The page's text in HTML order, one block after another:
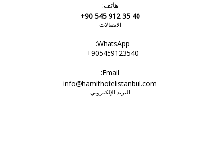
هاتف:
+90 545 912 35 40
الاتصالات
WhatsApp:
+905459123540
Email:
info@hamithotelistanbul.com
البريد الإلكتروني